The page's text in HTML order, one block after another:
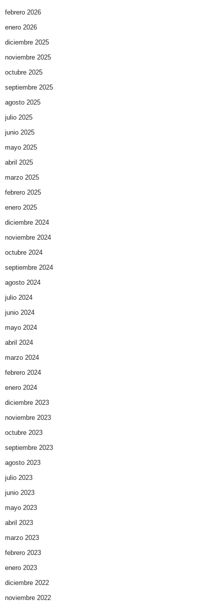
febrero 2026
enero 2026
diciembre 2025
noviembre 2025
octubre 2025
septiembre 2025
agosto 2025
julio 2025
junio 2025
mayo 2025
abril 2025
marzo 2025
febrero 2025
enero 2025
diciembre 2024
noviembre 2024
octubre 2024
septiembre 2024
agosto 2024
julio 2024
junio 2024
mayo 2024
abril 2024
marzo 2024
febrero 2024
enero 2024
diciembre 2023
noviembre 2023
octubre 2023
septiembre 2023
agosto 2023
julio 2023
junio 2023
mayo 2023
abril 2023
marzo 2023
febrero 2023
enero 2023
diciembre 2022
noviembre 2022